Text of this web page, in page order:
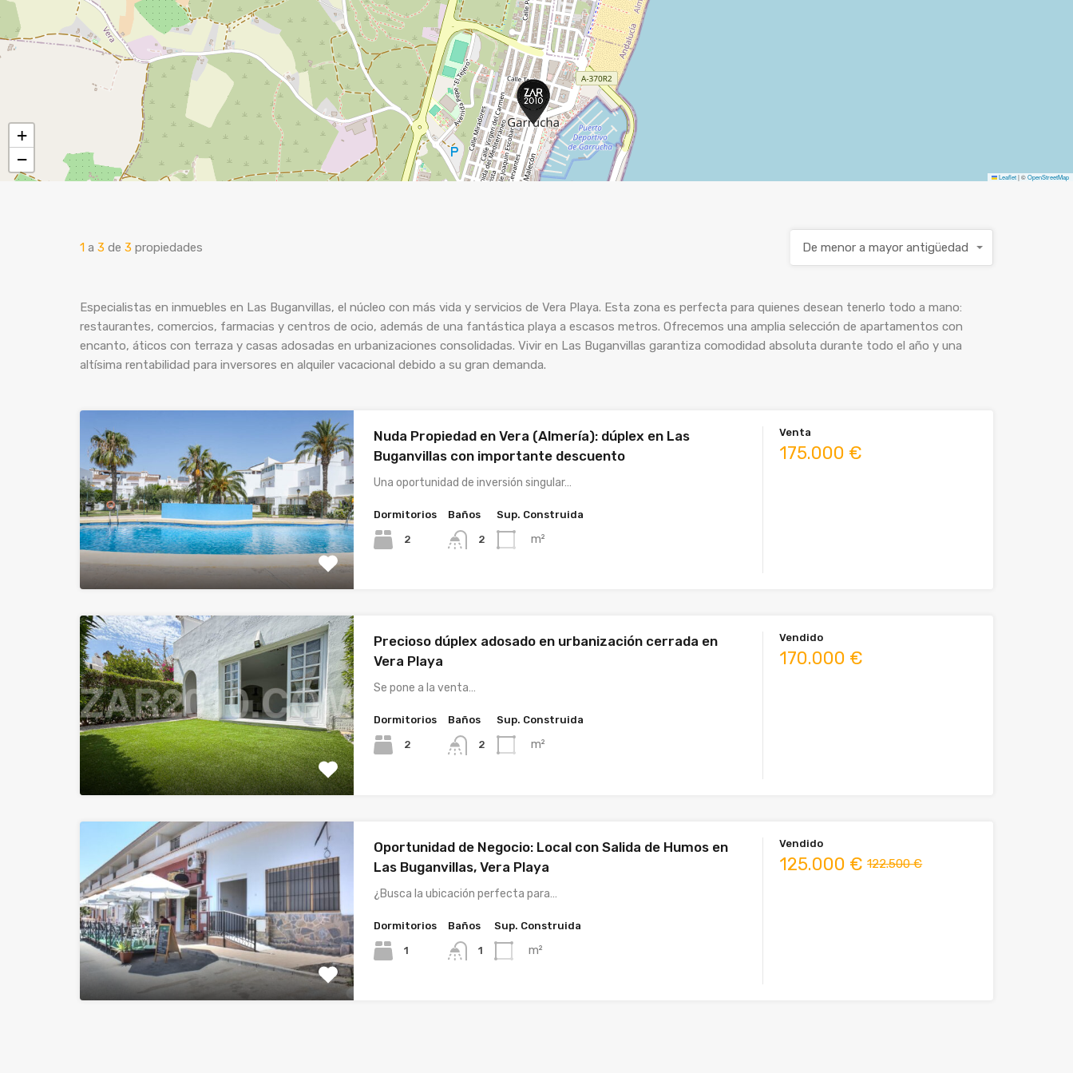
VENDE TU CASA
ESENG
+
−
Leaflet|©OpenStreetMap
1 a 3 de 3 propiedades De menor a mayor antigüedad
Especialistas en inmuebles en Las Buganvillas, el núcleo con más vida y servicios de Vera Playa. Esta zona es perfecta para quienes desean tenerlo todo a mano:
restaurantes, comercios, farmacias y centros de ocio, además de una fantástica playa a escasos metros. Ofrecemos una amplia selección de apartamentos con
encanto, áticos con terraza y casas adosadas en urbanizaciones consolidadas. Vivir en Las Buganvillas garantiza comodidad absoluta durante todo el año y una
altísima rentabilidad para inversores en alquiler vacacional debido a su gran demanda.
Nuda Propiedad en Vera (Almería): dúplex en Las
Buganvillas con importante descuento
Una oportunidad de inversión singular…
Dormitorios
2
Baños
2
Sup. Construida
m²
Venta
175.000 €
Precioso dúplex adosado en urbanización cerrada en
Vera Playa
Se pone a la venta…
Dormitorios
2
Baños
2
Sup. Construida
m²
Vendido
170.000 €
Oportunidad de Negocio: Local con Salida de Humos en
Las Buganvillas, Vera Playa
¿Busca la ubicación perfecta para…
Dormitorios
1
Baños
1
Sup. Construida
m²
Vendido
125.000 € 122.500 €